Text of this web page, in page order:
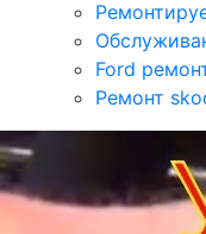
Ford
Ремонт